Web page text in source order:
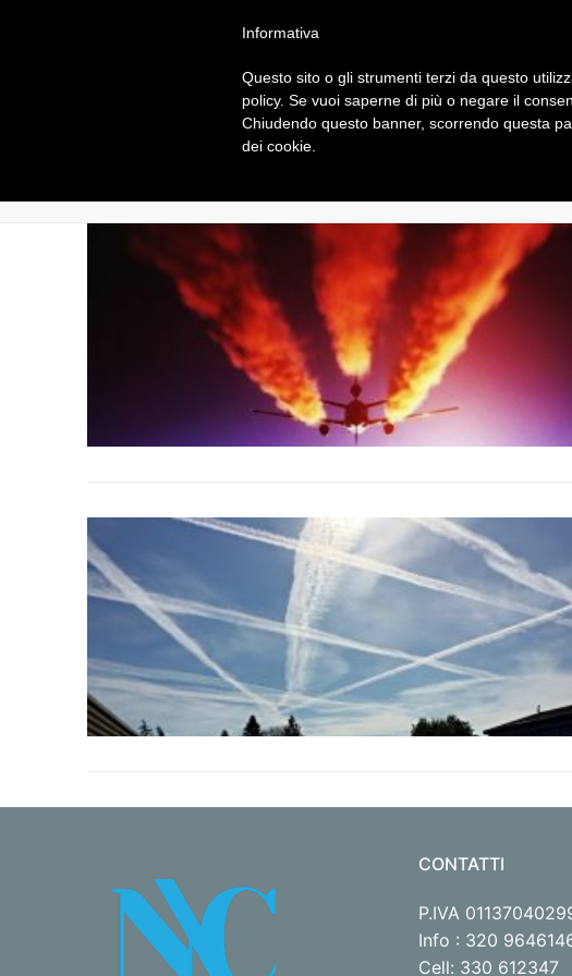
CONTATTI
P.IVA
Info : 320
Cell: 330 612347
Informativa
Questo sito o gli strumenti terzi da questo
policy. Se vuoi saperne di più o negare il
Chiudendo questo banner, scorrendo questa
dei cookie.